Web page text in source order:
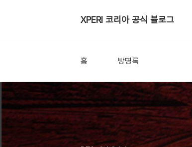
XPERI 코리아 공식 블로그
홈 방명록